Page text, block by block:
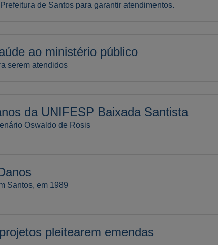
de Santos para garantir atendimentos.
ao ministério público
serem atendidos
da UNIFESP Baixada Santista
Oswaldo de Rosis
Santos, em 1989
pleitearem emendas